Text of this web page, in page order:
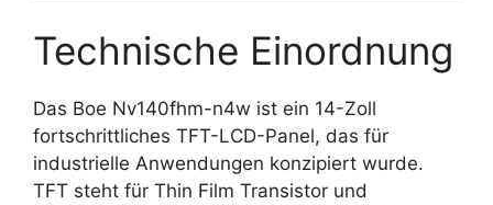
Technische Einordnung
Das Boe Nv140fhm-n4w ist ein 14-Zoll
fortschrittliches TFT-LCD-Panel, das für
industrielle Anwendungen konzipiert wurde.
TFT steht für Thin Film Transistor und